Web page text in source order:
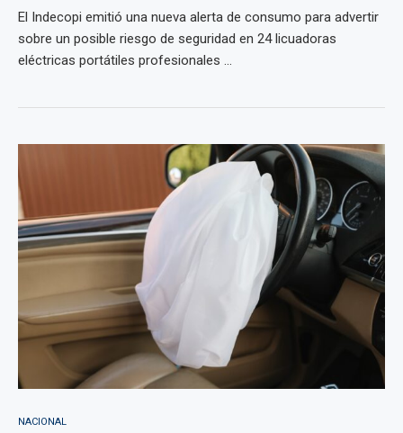
El Indecopi emitió una nueva alerta de consumo para advertir
sobre un posible riesgo de seguridad en 24 licuadoras
eléctricas portátiles profesionales ...
NACIONAL